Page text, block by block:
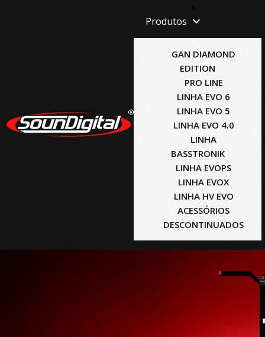
Produtos
GAN DIAMOND
EDITION
PRO LINE
LINHA EVO 6
LINHA EVO 5
LINHA EVO 4.0
LINHA
BASSTRONIK
LINHA EVOPS
LINHA EVOX
LINHA HV EVO
ACESSÓRIOS
DESCONTINUADOS